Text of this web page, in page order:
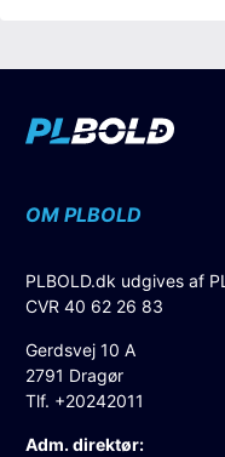
OM PLBOLD
PLBOLD.dk udgives af
CVR 40 62 26 83
Gerdsvej 10 A
2791 Dragør
Tlf. +20242011
Adm. direktør: